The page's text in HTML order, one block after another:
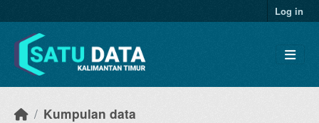
Log in
Kumpulan data